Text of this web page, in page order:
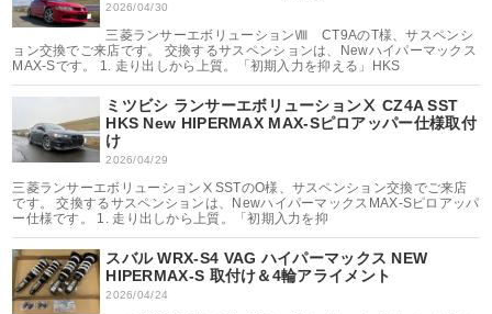
2026/04/30
三菱ランサーエボリューションⅧ CT9AのT様、サスペンシ
ョン交換でご来店です。 交換するサスペンションは、Newハイパーマックス
MAX-Sです。 1. 走り出しから上質。「初期入力を抑える」HKS
ミツビシ ランサーエボリューションⅩ CZ4A SST
HKS New HIPERMAX MAX-Sピロアッパー仕様取付
け
2026/04/29
三菱ランサーエボリューションⅩSSTのO様、サスペンション交換でご来店
です。 交換するサスペンションは、NewハイパーマックスMAX-Sピロアッパ
ー仕様です。 1. 走り出しから上質。「初期入力を抑
スバル WRX-S4 VAG ハイパーマックス NEW
HIPERMAX-S 取付け＆4輪アライメント
2026/04/24